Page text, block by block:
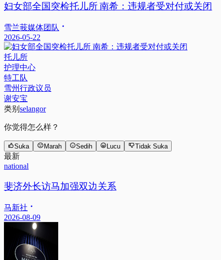
妇女部全国突检托儿所 南希：违规者受对付或关闭
雪兰莪媒体团队
2026-05-22
托儿所
护理中心
特工队
雪州行政议员
谢安宝
类别 selangor
你觉得怎么样？
Suka Marah Sedih Lucu Tidak Suka
最新
national
斐济外长访马加强双边关系
马新社
2026-08-09